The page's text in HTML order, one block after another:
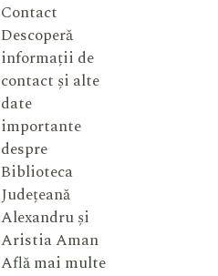
Contact
Descoperă
informații de
contact și alte
date
importante
despre
Biblioteca
Județeană
Alexandru și
Aristia Aman
Află mai multe